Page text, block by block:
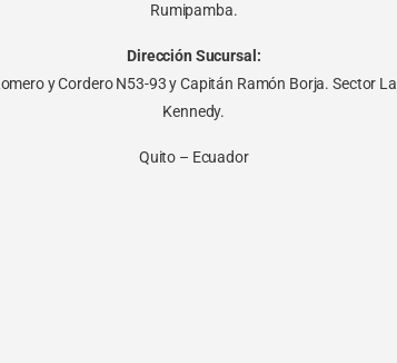
Rumipamba.
Dirección Sucursal:
y Cordero N53-93 y Capitán Ramón Borja. Sector La
Kennedy.
Quito – Ecuador